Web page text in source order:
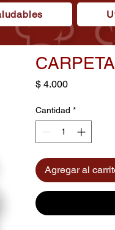
$ 4.000Precio
Cantidad *
Agregar al